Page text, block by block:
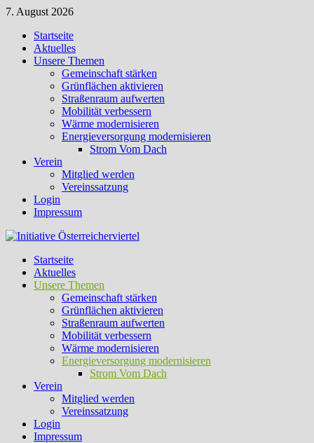
Zum
springen
7. August 2026
Startseite
Aktuelles
Unsere Themen
Gemeinschaft stärken
Grünflächen aktivieren
Straßenraum aufwerten
Mobilität verbessern
Wärme modernisieren
Energieversorgung modernisieren
Strom Vom Dach
Verein
Mitglied werden
Vereinssatzung
Login
Impressum
Startseite
Aktuelles
Unsere Themen
Gemeinschaft stärken
Grünflächen aktivieren
Straßenraum aufwerten
Mobilität verbessern
Wärme modernisieren
Energieversorgung modernisieren
Strom Vom Dach
Verein
Mitglied werden
Vereinssatzung
Login
Impressum